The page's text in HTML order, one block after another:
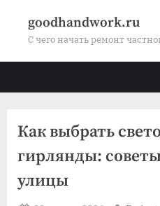
goodhandwork.ru
С чего начать ремонт
Как выбрать
гирлянды:
улицы